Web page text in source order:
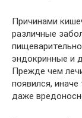
Причинами
различные
эндокринные и
Прежде чем
появился,
даже